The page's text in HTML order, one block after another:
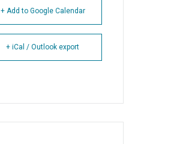
+ Add to Google Calendar
+ iCal / Outlook export